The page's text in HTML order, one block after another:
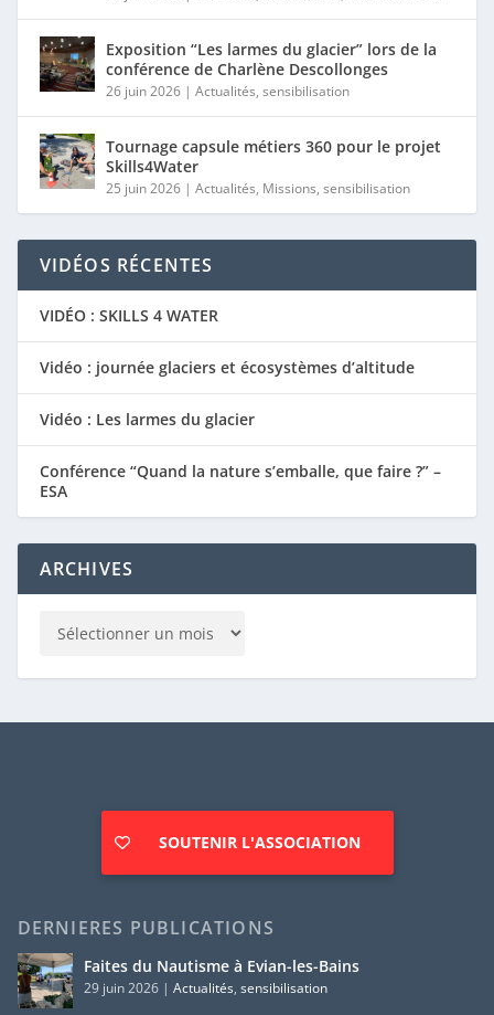
Exposition “Les larmes du glacier” lors de la
conférence de Charlène Descollonges
26 juin 2026| Actualités, sensibilisation
Tournage capsule métiers 360 pour le projet
Skills4Water
25 juin 2026| Actualités, Missions, sensibilisation
VIDÉOS RÉCENTES
VIDÉO : SKILLS 4 WATER
Vidéo : journée glaciers et écosystèmes d’altitude
Vidéo : Les larmes du glacier
Conférence “Quand la nature s’emballe, que faire ?” –
ESA
ARCHIVES
SOUTENIR L'ASSOCIATION
DERNIERES PUBLICATIONS
Faites du Nautisme à Evian-les-Bains
29 juin 2026| Actualités, sensibilisation